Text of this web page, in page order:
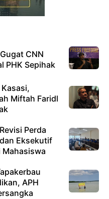
CNN
PHK Sepihak
Miftah Faridl
Perda
Eksekutif
APH